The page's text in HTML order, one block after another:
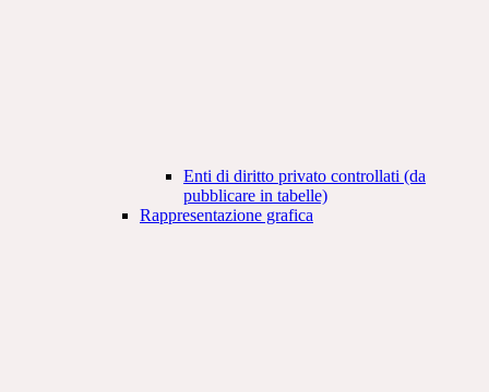
Enti di diritto privato controllati (da
pubblicare in tabelle)
Rappresentazione grafica